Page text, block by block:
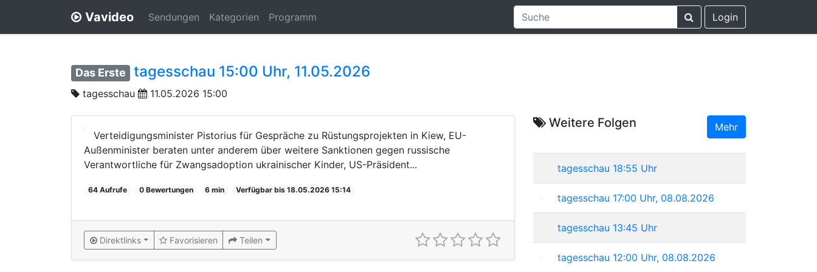
Vavideo Sendungen Kategorien Programm Login
Das Erste tagesschau 15:00 Uhr, 11.05.2026
tagesschau 11.05.2026 15:00
Verteidigungsminister Pistorius für Gespräche zu Rüstungsprojekten in Kiew, EU-
Außenminister beraten unter anderem über weitere Sanktionen gegen russische
Verantwortliche für Zwangsadoption ukrainischer Kinder, US-Präsident...
64 Aufrufe 0 Bewertungen 6 min Verfügbar bis 18.05.2026 15:14
Direktlinks Favorisieren Teilen
Weitere Folgen Mehr
tagesschau 18:55 Uhr
tagesschau 17:00 Uhr, 08.08.2026
tagesschau 13:45 Uhr
tagesschau 12:00 Uhr, 08.08.2026